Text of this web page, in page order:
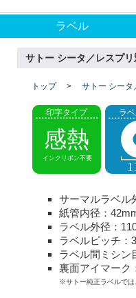
ラベル
サトー シータ／レスプ